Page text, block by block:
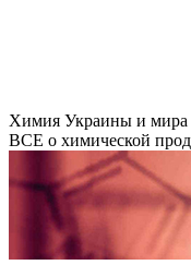
Перейти
к
содержанию
Химия Украины и мира
ВСЕ о химической